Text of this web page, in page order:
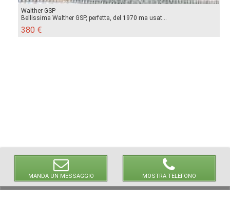
MANDA UN MESSAGGIO MOSTRA TELEFONO
Walther GSP
Bellissima Walther GSP, perfetta, del 1970 ma usat...
380 €